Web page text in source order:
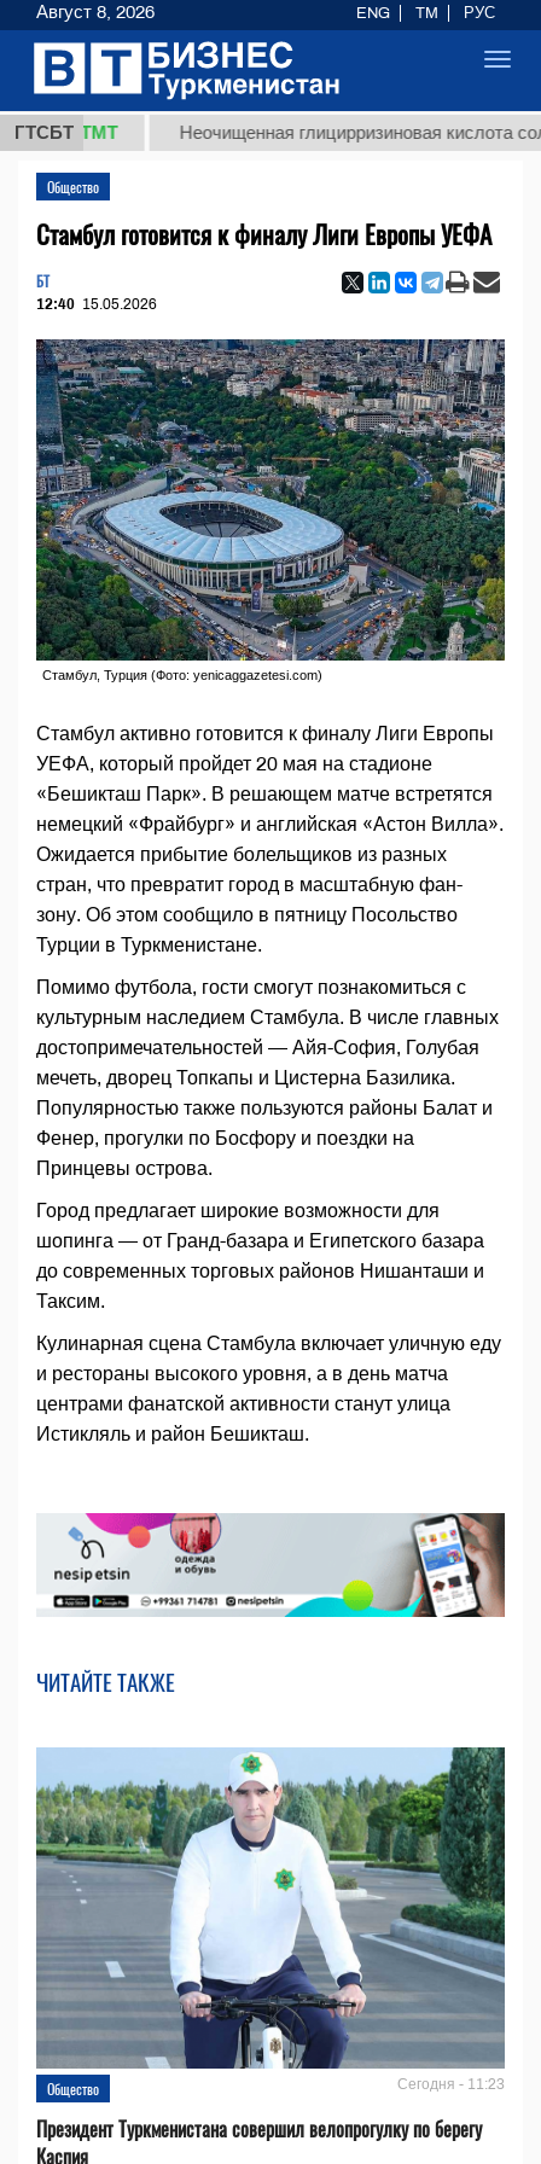
ГТСБТ
ТМТ Неочищенная глицирризиновая кислота
Общество
Стамбул готовится к финалу Лиги Европы УЕФА
БТ
12:40 15.05.2026
Стамбул, Турция (Фото: yenicaggazetesi.com)
Стамбул активно готовится к финалу Лиги Европы
УЕФА, который пройдет 20 мая на стадионе
«Бешикташ Парк». В решающем матче встретятся
немецкий «Фрайбург» и английская «Астон Вилла».
Ожидается прибытие болельщиков из разных
стран, что превратит город в масштабную фан-
зону. Об этом сообщило в пятницу Посольство
Турции в Туркменистане.
Помимо футбола, гости смогут познакомиться с
культурным наследием Стамбула. В числе главных
достопримечательностей — Айя-София, Голубая
мечеть, дворец Топкапы и Цистерна Базилика.
Популярностью также пользуются районы Балат и
Фенер, прогулки по Босфору и поездки на
Принцевы острова.
Город предлагает широкие возможности для
шопинга — от Гранд-базара и Египетского базара
до современных торговых районов Нишанташи и
Таксим.
Кулинарная сцена Стамбула включает уличную еду
и рестораны высокого уровня, а в день матча
центрами фанатской активности станут улица
Истикляль и район Бешикташ.
ЧИТАЙТЕ ТАКЖЕ
Общество Сегодня - 11:23
Президент Туркменистана совершил велопрогулку по берегу
Каспия
Август 8, 2026 ENG TM РУС